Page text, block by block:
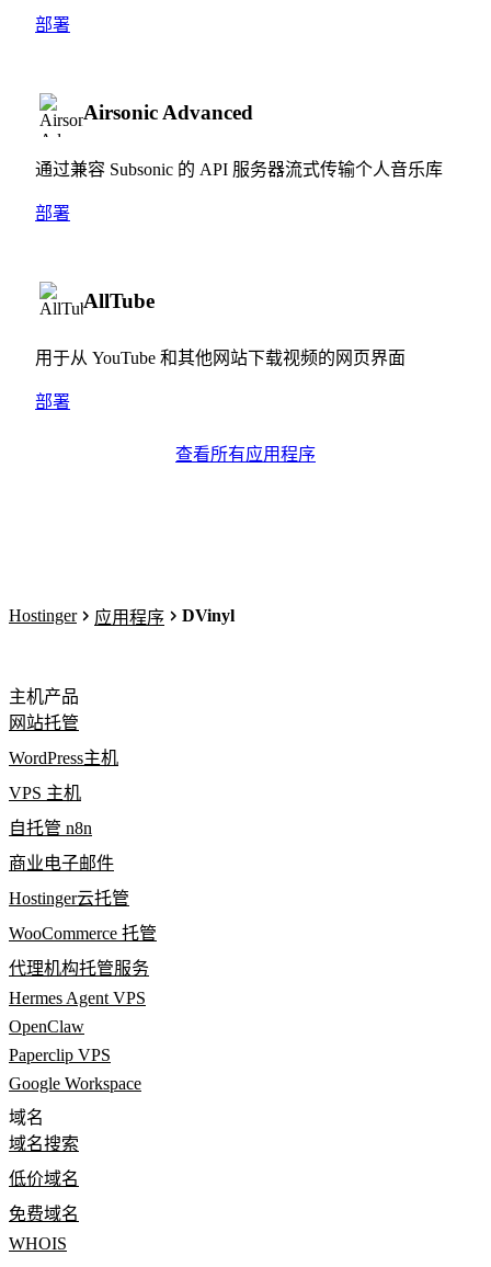
部署
Airsonic Advanced
通过兼容 Subsonic 的 API 服务器流式传输个人音乐库
部署
AllTube
用于从 YouTube 和其他网站下载视频的网页界面
部署
查看所有应用程序
Hostinger 应用程序 DVinyl
主机产品
网站托管
WordPress主机
VPS 主机
自托管 n8n
商业电子邮件
Hostinger云托管
WooCommerce 托管
代理机构托管服务
Hermes Agent VPS
OpenClaw
Paperclip VPS
Google Workspace
域名
域名搜索
低价域名
免费域名
WHOIS